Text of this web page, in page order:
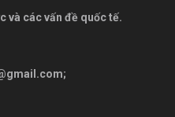
và các vấn đề quốc tế.
;